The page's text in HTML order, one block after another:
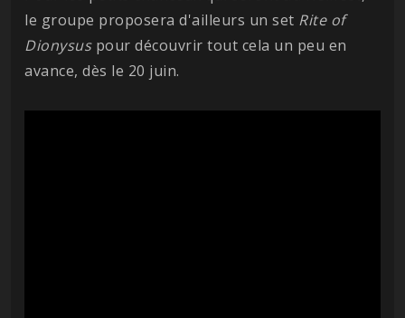
le groupe proposera d'ailleurs un set Rite of
Dionysuspour découvrir tout cela un peu en
avance, dès le 20 juin.